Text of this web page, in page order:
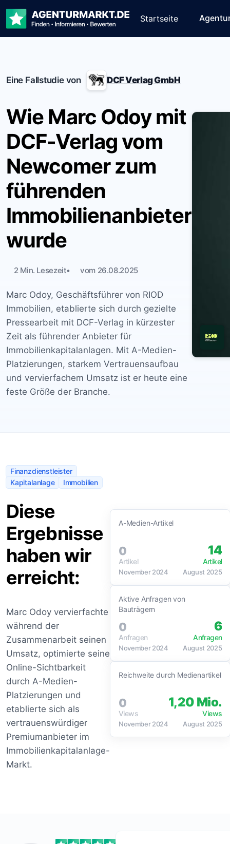
Startseite
Eine Fallstudie von DCF Verlag GmbH
Wie Marc Odoy mit
DCF-Verlag vom
Newcomer zum
führenden
Immobilienanbieter
wurde
2 Min. Lesezeit vom 26.08.2025
Marc Odoy, Geschäftsführer von RIOD
Immobilien, etablierte sich durch gezielte
Pressearbeit mit DCF-Verlag in kürzester
Zeit als führender Anbieter für
Immobilienkapitalanlagen. Mit A-Medien-
Platzierungen, starkem Vertrauensaufbau
und vervierfachem Umsatz ist er heute eine
feste Größe der Branche.
Finanzdienstleister
Kapitalanlage
Immobilien
Diese
Ergebnisse
haben wir
erreicht:
Marc Odoy vervierfachte
während der
Zusammenarbeit seinen
Umsatz, optimierte seine
Online-Sichtbarkeit
durch A-Medien-
Platzierungen und
etablierte sich als
vertrauenswürdiger
Premiumanbieter im
Immobilienkapitalanlage-
Markt.
A-Medien-Artikel
0
Artikel
November 2024
14
Artikel
August 2025
Aktive Anfragen von
Bauträgern
0
Anfragen
November 2024
6
Anfragen
August 2025
Reichweite durch Medienartikel
0
Views
November 2024
1,20 Mio.
Views
August 2025